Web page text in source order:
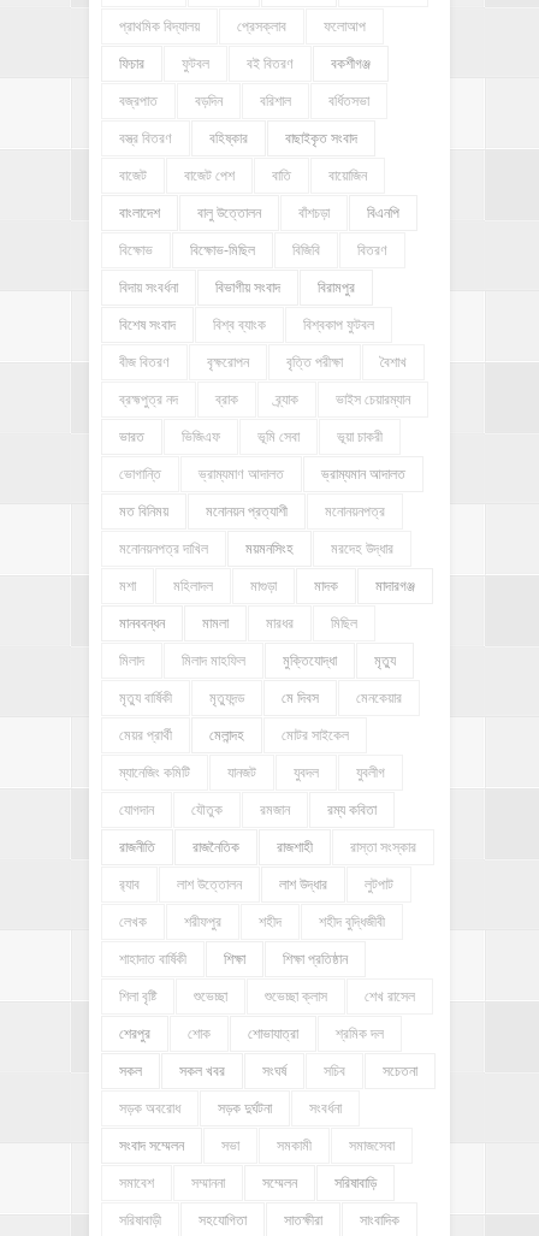
প্রাথমিক বিদ্যালয় প্রেসক্লাব ফলোআপ
ফিচার ফুটবল বই বিতরণ বকশীগঞ্জ
বজ্রপাত বড়দিন বরিশাল বর্ধিতসভা
বস্ত্র বিতরণ বহিষ্কার বাছাইকৃত সংবাদ
বাজেট বাজেট পেশ বাতি বায়োজিন
বাংলাদেশ বালু উত্তোলন বাঁশচড়া বিএনপি
বিক্ষোভ বিক্ষোভ-মিছিল বিজিবি বিতরণ
বিদায় সংবর্ধনা বিভাগীয় সংবাদ বিরামপুর
বিশেষ সংবাদ বিশ্ব ব্যাংক বিশ্বকাপ ফুটবল
বীজ বিতরণ বৃক্ষরোপন বৃত্তি পরীক্ষা বৈশাখ
ব্রহ্মপুত্র নদ ব্রাক ব্র্যাক ভাইস চেয়ারম্যান
ভারত ভিজিএফ ভূমি সেবা ভূয়া চাকরী
ভোগান্তি ভ্রাম্যমাণ আদালত ভ্রাম্যমান আদালত
মত বিনিময় মনোনয়ন প্রত্যাশী মনোনয়নপত্র
মনোনয়নপত্র দাখিল ময়মনসিংহ মরদেহ উদ্ধার
মশা মহিলাদল মাগুড়া মাদক মাদারগঞ্জ
মানববন্ধন মামলা মারধর মিছিল
মিলাদ মিলাদ মাহফিল মুক্তিযোদ্ধা মৃত্যু
মৃত্যু বার্ষিকী মৃত্যুদন্ড মে দিবস মেনকেয়ার
মেয়র প্রার্থী মেলান্দহ মোটর সাইকেল
ম্যানেজিং কমিটি যানজট যুবদল যুবলীগ
যোগদান যৌতুক রমজান রম্য কবিতা
রাজনীতি রাজনৈতিক রাজশাহী রাস্তা সংস্কার
র‍্যাব লাশ উত্তোলন লাশ উদ্ধার লুটপাট
লেখক শরীফপুর শহীদ শহীদ বুদ্ধিজীবী
শাহাদাত বার্ষিকী শিক্ষা শিক্ষা প্রতিষ্ঠান
শিলা বৃষ্টি শুভেচ্ছা শুভেচ্ছা ক্লাস শেখ রাসেল
শেরপুর শোক শোভাযাত্রা শ্রমিক দল
সকল সকল খবর সংঘর্ষ সচিব সচেতনা
সড়ক অবরোধ সড়ক দুর্ঘটনা সংবর্ধনা
সংবাদ সম্মেলন সভা সমকামী সমাজসেবা
সমাবেশ সম্মাননা সম্মেলন সরিষাবাড়ি
সরিষাবাড়ী সহযোগিতা সাতক্ষীরা সাংবাদিক